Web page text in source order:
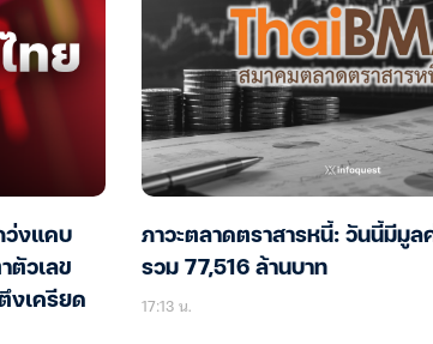
ว่งแคบ
งเครียด
ภาวะตลาดตราสารหนี้: วันนี้มีมูล
รวม 77,516 ล้านบาท
17:13 น.